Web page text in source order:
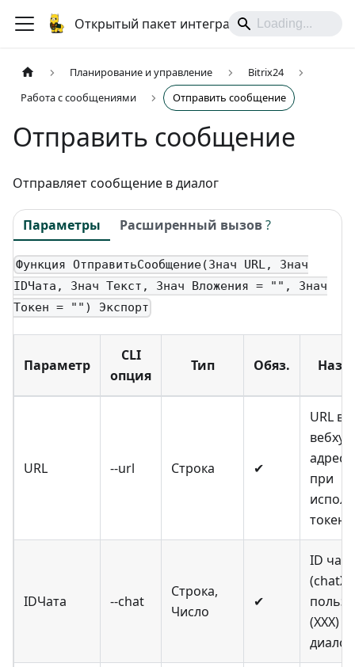
Открытый пакет интеграций
Планирование и управление
Bitrix24
Работа с сообщениями
Отправить сообщение
Отправить сообщение
Отправляет сообщение в диалог
Параметры Расширенный вызов?
Функция ОтправитьСообщение(Знач URL, Знач
IDЧата, Знач Текст, Знач Вложения = "", Знач
Токен = "") Экспорт
Параметр
CLI
опция
Тип Обяз.
URL --url Строка ✔
URL
адрес
при
токена
IDЧата --chat
Строка,
Число
✔
ID чата
(XXX)